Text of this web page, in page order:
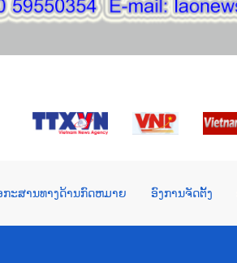
ກະສານທາງດ້ານກົດຫມາຍ ອົງການຈັດຕັ້ງ